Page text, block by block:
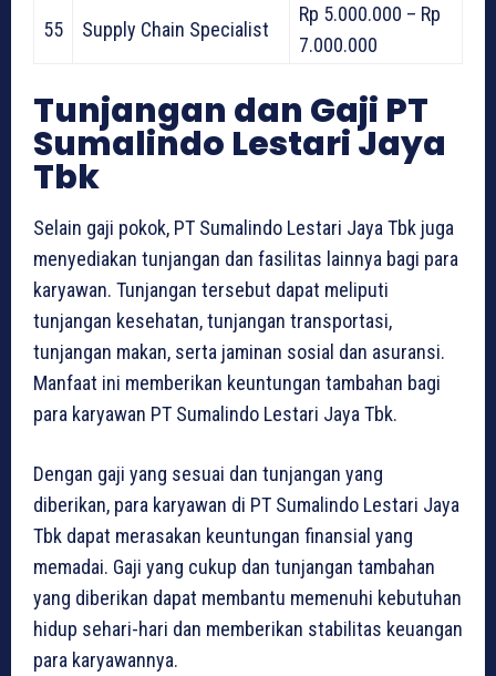
55 Supply Chain Specialist
Rp 5.000.000 – Rp
7.000.000
Tunjangan dan Gaji PT
Sumalindo Lestari Jaya
Tbk
Selain gaji pokok, PT Sumalindo Lestari Jaya Tbk juga
menyediakan tunjangan dan fasilitas lainnya bagi para
karyawan. Tunjangan tersebut dapat meliputi
tunjangan kesehatan, tunjangan transportasi,
tunjangan makan, serta jaminan sosial dan asuransi.
Manfaat ini memberikan keuntungan tambahan bagi
para karyawan PT Sumalindo Lestari Jaya Tbk.
Dengan gaji yang sesuai dan tunjangan yang
diberikan, para karyawan di PT Sumalindo Lestari Jaya
Tbk dapat merasakan keuntungan finansial yang
memadai. Gaji yang cukup dan tunjangan tambahan
yang diberikan dapat membantu memenuhi kebutuhan
hidup sehari-hari dan memberikan stabilitas keuangan
para karyawannya.